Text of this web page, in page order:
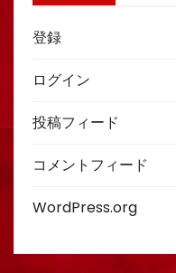
登録
ログイン
投稿フィード
コメントフィード
WordPress.org